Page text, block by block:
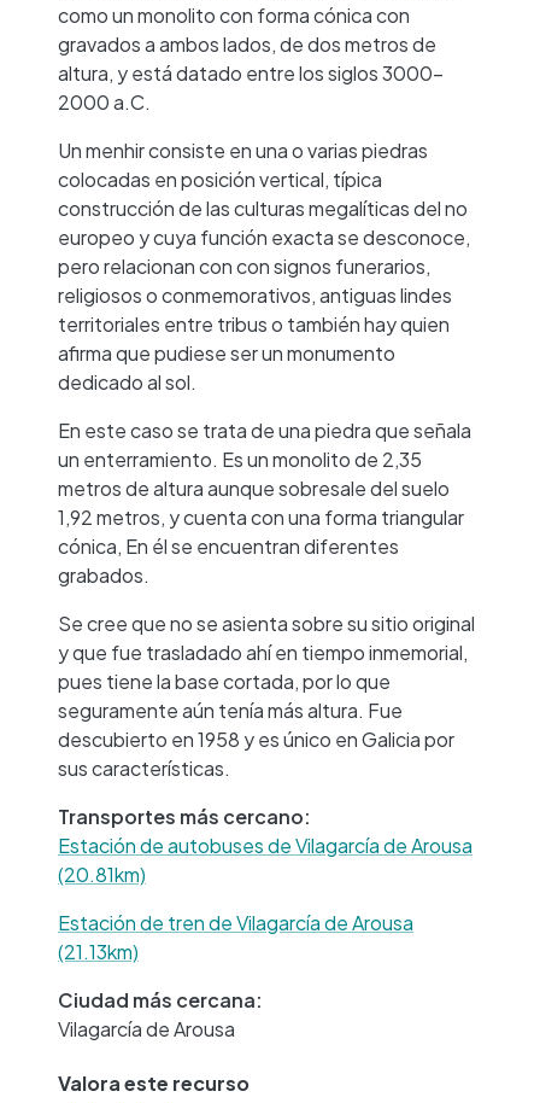
como un monolito con forma cónica con
gravados a ambos lados, de dos metros de
altura, y está datado entre los siglos 3000-
2000 a.C.
Un menhir consiste en una o varias piedras
colocadas en posición vertical, típica
construcción de las culturas megalíticas del no
europeo y cuya función exacta se desconoce,
pero relacionan con con signos funerarios,
religiosos o conmemorativos, antiguas lindes
territoriales entre tribus o también hay quien
afirma que pudiese ser un monumento
dedicado al sol.
En este caso se trata de una piedra que señala
un enterramiento. Es un monolito de 2,35
metros de altura aunque sobresale del suelo
1,92 metros, y cuenta con una forma triangular
cónica, En él se encuentran diferentes
grabados.
Se cree que no se asienta sobre su sitio original
y que fue trasladado ahí en tiempo inmemorial,
pues tiene la base cortada, por lo que
seguramente aún tenía más altura. Fue
descubierto en 1958 y es único en Galicia por
sus características.
Transportes más cercano:
Estación de autobuses de Vilagarcía de Arousa
(20.81km)
Estación de tren de Vilagarcía de Arousa
(21.13km)
Ciudad más cercana:
Vilagarcía de Arousa
Valora este recurso